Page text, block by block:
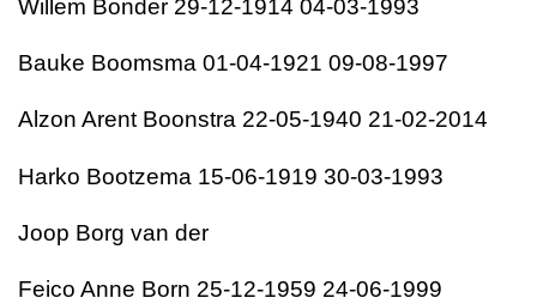
Willem Bonder 29-12-1914 04-03-1993
Bauke Boomsma 01-04-1921 09-08-1997
Alzon Arent Boonstra 22-05-1940 21-02-2014
Harko Bootzema 15-06-1919 30-03-1993
Joop Borg van der
Feico Anne Born 25-12-1959 24-06-1999